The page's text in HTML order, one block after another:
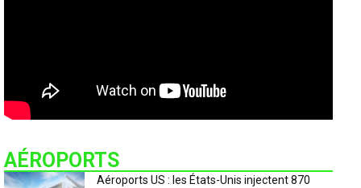
AÉROPORTS
Aéroports US : les États-Unis injectent 870